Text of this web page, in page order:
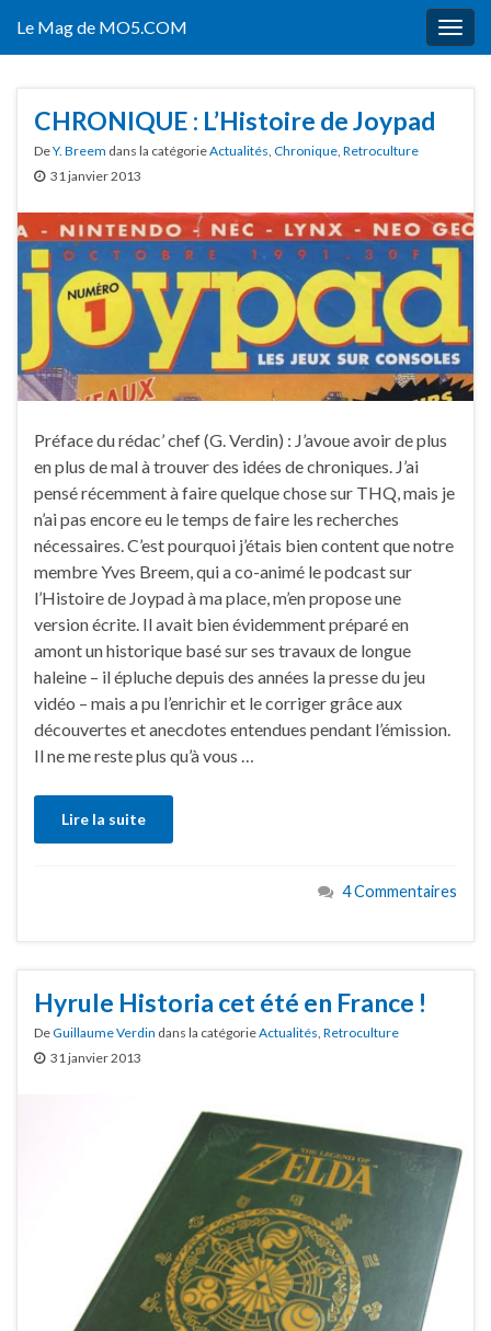
Le Mag de MO5.COM
CHRONIQUE : L’Histoire de Joypad
DeY. Breem dans la catégorieActualités, Chronique, Retroculture
31 janvier 2013
Préface du rédac’ chef (G. Verdin) : J’avoue avoir de plus
en plus de mal à trouver des idées de chroniques. J’ai
pensé récemment à faire quelque chose sur THQ, mais je
n’ai pas encore eu le temps de faire les recherches
nécessaires. C’est pourquoi j’étais bien content que notre
membre Yves Breem, qui a co-animé le podcast sur
l’Histoire de Joypad à ma place, m’en propose une
version écrite. Il avait bien évidemment préparé en
amont un historique basé sur ses travaux de longue
haleine – il épluche depuis des années la presse du jeu
vidéo – mais a pu l’enrichir et le corriger grâce aux
découvertes et anecdotes entendues pendant l’émission.
Il ne me reste plus qu’à vous …
Lire la suite
4 Commentaires
Hyrule Historia cet été en France !
DeGuillaume Verdin dans la catégorieActualités Retroculture
31 janvier 2013